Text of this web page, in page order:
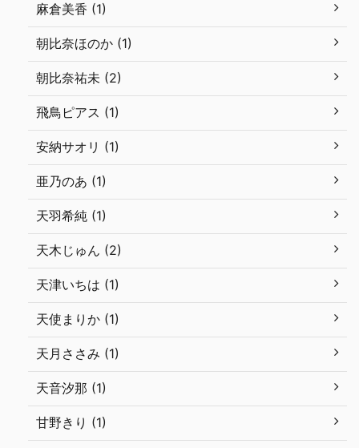
麻倉美香 (1)
朝比奈ほのか (1)
朝比奈祐未 (2)
飛鳥ピアス (1)
安納サオリ (1)
亜乃のあ (1)
天羽希純 (1)
天木じゅん (2)
天津いちは (1)
天使まりか (1)
天月ささみ (1)
天音汐那 (1)
甘野きり (1)